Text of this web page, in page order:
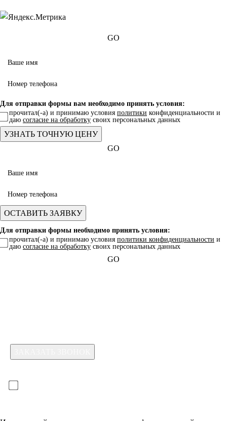
GO
Для отправки формы вам необходимо принять условия:
прочитал(-а) и принимаю условия политики конфиденциальности и
даю согласие на обработку своих персональных данных
GO
Для отправки формы необходимо принять условия:
прочитал(-а) и принимаю условия политики конфиденциальности и
даю согласие на обработку своих персональных данных
GO